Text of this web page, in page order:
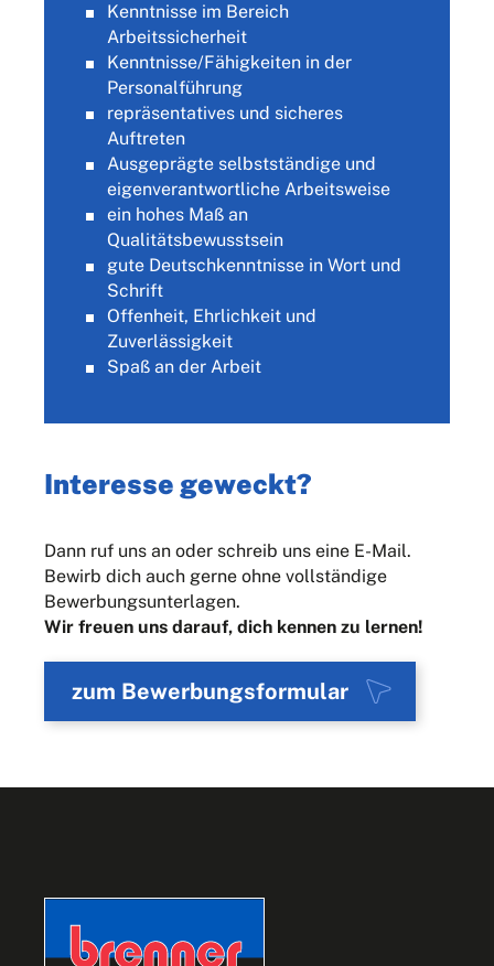
Kenntnisse im Bereich
Arbeitssicherheit
Kenntnisse/Fähigkeiten in der
Personalführung
repräsentatives und sicheres
Auftreten
Ausgeprägte selbstständige und
eigenverantwortliche Arbeitsweise
ein hohes Maß an
Qualitätsbewusstsein
gute Deutschkenntnisse in Wort und
Schrift
Offenheit, Ehrlichkeit und
Zuverlässigkeit
Spaß an der Arbeit
Interesse geweckt?
Dann ruf uns an oder schreib uns eine E-Mail.
Bewirb dich auch gerne ohne vollständige
Bewerbungsunterlagen.
Wir freuen uns darauf, dich kennen zu lernen!
zum Bewerbungsformular